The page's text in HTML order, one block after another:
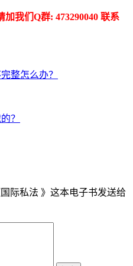
我们Q群: 473290040 联系
整怎么办？
？
际私法 》这本电子书发送给